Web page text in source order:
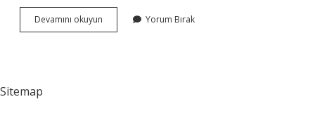
Devamını okuyun
Sıcaklıklar
Yorum Bırak
Sitemap